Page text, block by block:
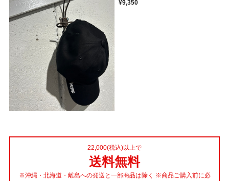
¥9,350
22,000(税込)以上で
送料無料
※沖縄・北海道・離島への発送と一部商品は除く ※商品ご購入前に必